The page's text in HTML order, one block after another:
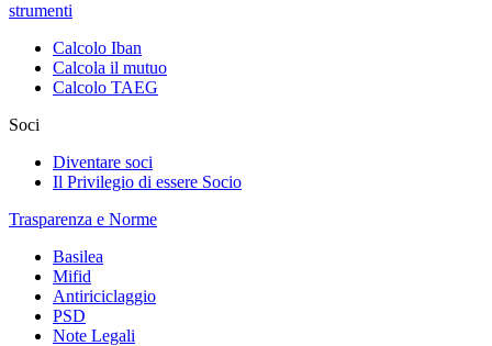
strumenti
Calcolo Iban
Calcola il mutuo
Calcolo TAEG
Soci
Diventare soci
Il Privilegio di essere Socio
Trasparenza e Norme
Basilea
Mifid
Antiriciclaggio
PSD
Note Legali